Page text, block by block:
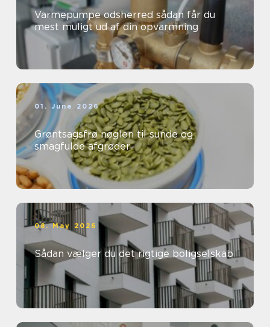
Varmepumpe odsherred sådan får du
mest muligt ud af din opvarmning
01. June 2026
Grøntsagsfrø nøglen til sunde og
smagfulde afgrøder
08. May 2026
Sådan vælger du det rigtige boligselskab